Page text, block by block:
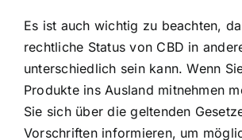
Es ist auch wichtig zu beachten,
rechtliche Status von CBD in
unterschiedlich sein kann. Wenn
Produkte ins Ausland mitnehmen
Sie sich über die geltenden
Vorschriften informieren, um